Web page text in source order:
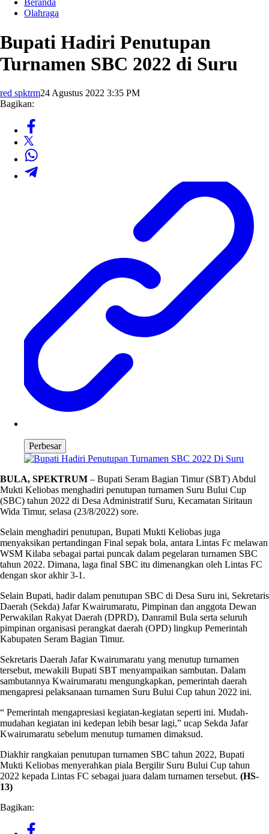
Beranda
Olahraga
Bupati Hadiri Penutupan
Turnamen SBC 2022 di Suru
red spktrm24 Agustus 2022 3:35 PM
Bagikan:
Perbesar
BULA, SPEKTRUM – Bupati Seram Bagian Timur (SBT) Abdul
Mukti Keliobas menghadiri penutupan turnamen Suru Bului Cup
(SBC) tahun 2022 di Desa Administratif Suru, Kecamatan Siritaun
Wida Timur, selasa (23/8/2022) sore.
Selain menghadiri penutupan, Bupati Mukti Keliobas juga
menyaksikan pertandingan Final sepak bola, antara Lintas Fc melawan
WSM Kilaba sebagai partai puncak dalam pegelaran turnamen SBC
tahun 2022. Dimana, laga final SBC itu dimenangkan oleh Lintas FC
dengan skor akhir 3-1.
Selain Bupati, hadir dalam penutupan SBC di Desa Suru ini, Sekretaris
Daerah (Sekda) Jafar Kwairumaratu, Pimpinan dan anggota Dewan
Perwakilan Rakyat Daerah (DPRD), Danramil Bula serta seluruh
pimpinan organisasi perangkat daerah (OPD) lingkup Pemerintah
Kabupaten Seram Bagian Timur.
Sekretaris Daerah Jafar Kwairumaratu yang menutup turnamen
tersebut, mewakili Bupati SBT menyampaikan sambutan. Dalam
sambutannya Kwairumaratu mengungkapkan, pemerintah daerah
mengapresi pelaksanaan turnamen Suru Bului Cup tahun 2022 ini.
“ Pemerintah mengapresiasi kegiatan-kegiatan seperti ini. Mudah-
mudahan kegiatan ini kedepan lebih besar lagi,” ucap Sekda Jafar
Kwairumaratu sebelum menutup turnamen dimaksud.
Diakhir rangkaian penutupan turnamen SBC tahun 2022, Bupati
Mukti Keliobas menyerahkan piala Bergilir Suru Bului Cup tahun
2022 kepada Lintas FC sebagai juara dalam turnamen tersebut. (HS-
13)
Bagikan: